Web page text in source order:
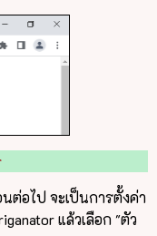
ต่อไป จะเป็นการตั้งค่า
แล้วเลือก "ตัว